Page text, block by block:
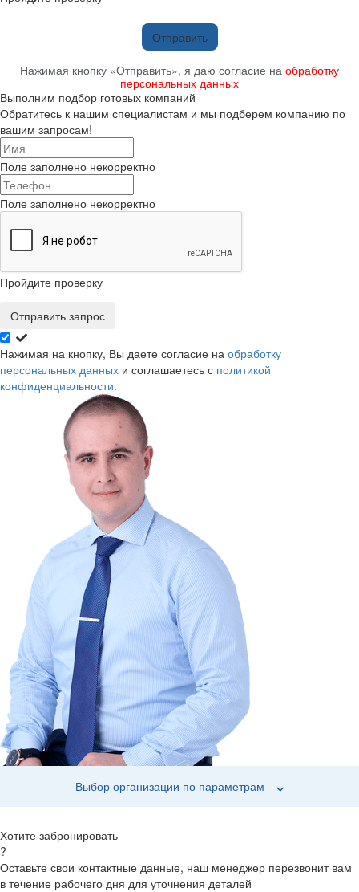
Отправить
Нажимая кнопку «Отправить», я даю согласие на обработку
персональных данных
Выполним подбор готовых компаний
Обратитесь к нашим специалистам и мы подберем компанию по
вашим запросам!
Поле заполнено некорректно
Поле заполнено некорректно
Пройдите проверку
Отправить запрос
Нажимая на кнопку, Вы даете согласие на обработку
персональных данных и соглашаетесь с политикой
конфиденциальности.
Выбор организации по параметрам
Хотите забронировать
?
Оставьте свои контактные данные, наш менеджер перезвонит вам
в течение рабочего дня для уточнения деталей